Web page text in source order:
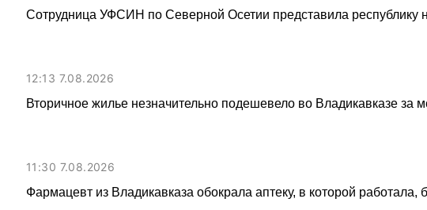
Сотрудница УФСИН по Северной Осетии представила
12:13 7.08.2026
Вторичное жилье незначительно подешевело во Владикавказе за
11:30 7.08.2026
Фармацевт из Владикавказа обокрала аптеку, в которой работала,